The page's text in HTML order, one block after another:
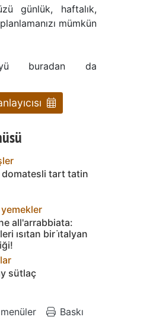
günlük, haftalık,
mümkün
buradan da
domatesli tart tatin
all'arrabbiata:
ısıtan bir i̇talyan
sütlaç
Baskı